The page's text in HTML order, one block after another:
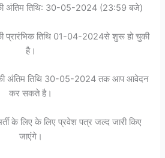
अंतिम तिथि: 30-05-2024 (23:59 बजे)
प्रारंभिक तिथि 01-04-2024से शुरू हो चुकी
है।
अंतिम तिथि 30-05-2024 तक आप आवेदन
कर सकते है।
भर्ती के लिए के लिए प्रवेश पत्र जल्द जारी किए
जाएंगे।